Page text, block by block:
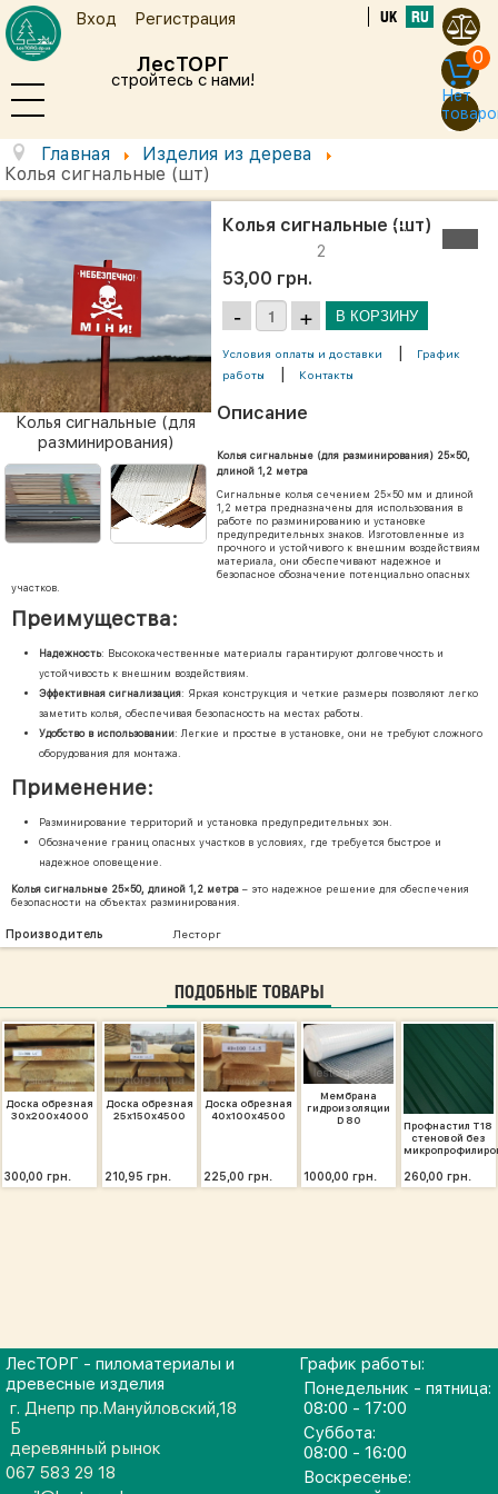
ЛесТОРГ
стройтесь с нами!
Вход Регистрация UK RU
0
Нет
Главная
Изделия из дерева
Колья сигнальные (шт)
Колья сигнальные (для
разминирования)
Колья сигнальные (шт)
2
53,00 грн.
Условия оплаты и доставки |
График
работы
| Контакты
Описание
Колья сигнальные (для разминирования) 25×50,
длиной 1,2 метра
Сигнальные колья сечением 25×50 мм и длиной
1,2 метра предназначены для использования в
работе по разминированию и установке
предупредительных знаков. Изготовленные из
прочного и устойчивого к внешним воздействиям
материала, они обеспечивают надежное и
безопасное обозначение потенциально опасных
участков.
Преимущества:
Надежность: Высококачественные материалы гарантируют долговечность и
устойчивость к внешним воздействиям.
Эффективная сигнализация: Яркая конструкция и четкие размеры позволяют легко
заметить колья, обеспечивая безопасность на местах работы.
Удобство в использовании: Легкие и простые в установке, они не требуют сложного
оборудования для монтажа.
Применение:
Разминирование территорий и установка предупредительных зон.
Обозначение границ опасных участков в условиях, где требуется быстрое и
надежное оповещение.
Колья сигнальные 25×50, длиной 1,2 метра – это надежное решение для обеспечения
безопасности на объектах разминирования.
Производитель Лесторг
ПОДОБНЫЕ ТОВАРЫ
Доска обрезная
30х200х4000
300,00 грн.
Доска обрезная
25х150х4500
210,95 грн.
Доска обрезная
40х100х4500
225,00 грн.
Мембрана
гидроизоляции
D 80
1000,00 грн.
Профнастил Т18
стеновой без
260,00 грн.
ЛесТОРГ - пиломатериалы и
древесные изделия
г. Днепр пр.Мануйловский,18
Б
деревянный рынок
067 583 29 18
График работы:
Понедельник - пятница:
08:00 - 17:00
Суббота:
08:00 - 16:00
Воскресенье: